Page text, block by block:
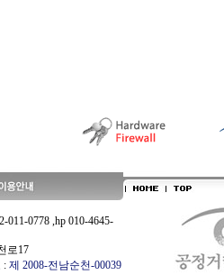
011-0778 ,hp 010-4645-
로17
: 제 2008-전남순천-00039